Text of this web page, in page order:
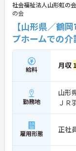
社会福祉法人山形虹の
の会
【山形県／鶴
プホームでの
給料 月収
勤務地
山形
ＪＲ
雇用形態 正社